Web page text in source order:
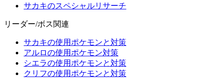
サカキのスペシャルリサーチ
リーダー/ボス関連
サカキの使用ポケモンと対策
アルロの使用ポケモン対策
シエラの使用ポケモンと対策
クリフの使用ポケモンと対策